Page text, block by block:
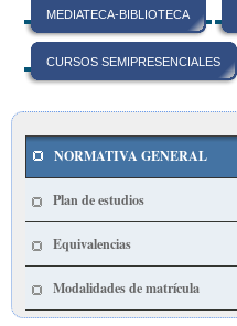
MEDIATECA-BIBLIOTECA
CURSOS SEMIPRESENCIALES
NORMATIVA GENERAL
Plan de estudios
Equivalencias
Modalidades de matrícula